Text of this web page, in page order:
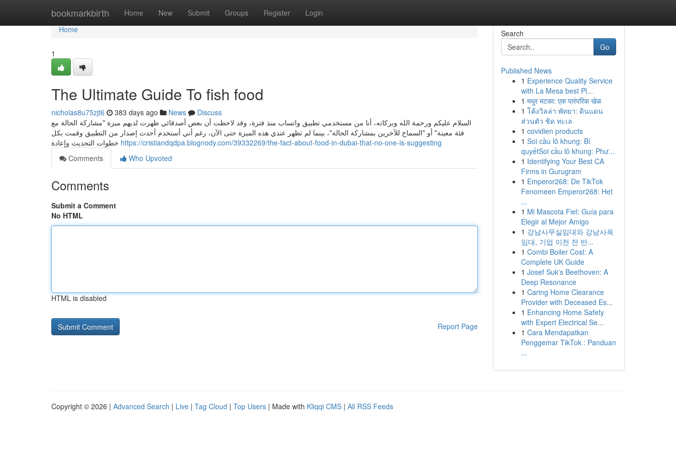
bookmarkbirth Home New Submit Groups Register Login
Home
Home
1
The Ultimate Guide To fish food
nicholas8u75zjt6 383 days ago News
Discuss
السلام عليكم ورحمة الله وبركاته، أنا من مستخدمي تطبيق واتساب منذ فترة، وقد لاحظت أن بعض أصدقائي ظهرت لديهم ميزة "مشاركة الحالة مع
فئة معينة" أو "السماح للآخرين بمشاركة الحالة"، بينما لم تظهر عندي هذه الميزة حتى الآن، رغم أني أستخدم أحدث إصدار من التطبيق وقمت بكل
https://cristiandqdpa.blognody.com/39332269/the-fact-about-food-in-dubai-that-no-one-is-suggesting
Comments
Who Upvoted
Comments
Submit a Comment
No HTML
HTML is disabled
Report Page
Search
Go
Published News
1 Experience Quality Service
with La Mesa best Pl...
1 मधुर मटका: एक पारंपरिक खेळ
1 โค้งวิลล่า พัทยา: ดินแดน
ส่วนตัว ชิด ทะเล
1 covidien products
1 Soi cầu lô khung: Bí
quyếtSoi cầu lô khung: Phư...
1 Identifying Your Best CA
Firms in Gurugram
1 Emperor268: De TikTok
Fenomeen Emperor268: Het
...
1 Mi Mascota Fiel: Guía para
Elegir al Mejor Amigo
1 강남사무실임대와 강남사옥
임대, 기업 이전 전 반...
1 Combi Boiler Cost: A
Complete UK Guide
1 Josef Suk's Beethoven: A
Deep Resonance
1 Caring Home Clearance
Provider with Deceased Es...
1 Enhancing Home Safety
with Expert Electrical Se...
1 Cara Mendapatkan
Penggemar TikTok : Panduan
...
Copyright © 2026 | Advanced Search | Live | Tag Cloud | Top Users | Made with Kliqqi CMS | All RSS Feeds